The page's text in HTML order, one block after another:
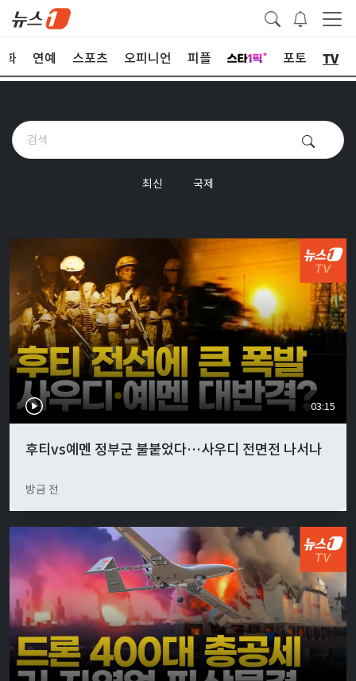
화 연예 스포츠 오피니언 피플 포토 TV
최신 국제
03:15
후티vs예멘 정부군 불붙었다…사우디 전면전 나서나
방금 전